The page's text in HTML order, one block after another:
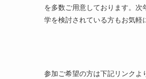
を多数ご用意しております。
学を検討されている方もお気軽
参加ご希望の方は下記リンクよ